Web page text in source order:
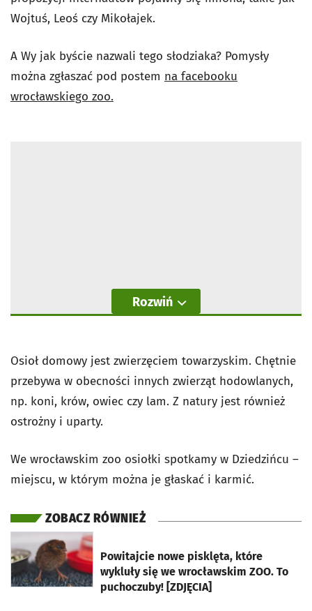
Wojtuś, Leoś czy Mikołajek.
A Wy jak byście nazwali tego słodziaka? Pomysły
można zgłaszać pod postem na facebooku
wrocławskiego zoo.
Rozwiń
Osioł domowy jest zwierzęciem towarzyskim. Chętnie
przebywa w obecności innych zwierząt hodowlanych,
np. koni, krów, owiec czy lam. Z natury jest również
ostrożny i uparty.
We wrocławskim zoo osiołki spotkamy w Dziedzińcu –
miejscu, w którym można je głaskać i karmić.
ZOBACZ RÓWNIEŻ
Powitajcie nowe pisklęta, które
wykluły się we wrocławskim ZOO. To
puchoczuby! [ZDJĘCIA]
otworzy się w nowej karcie